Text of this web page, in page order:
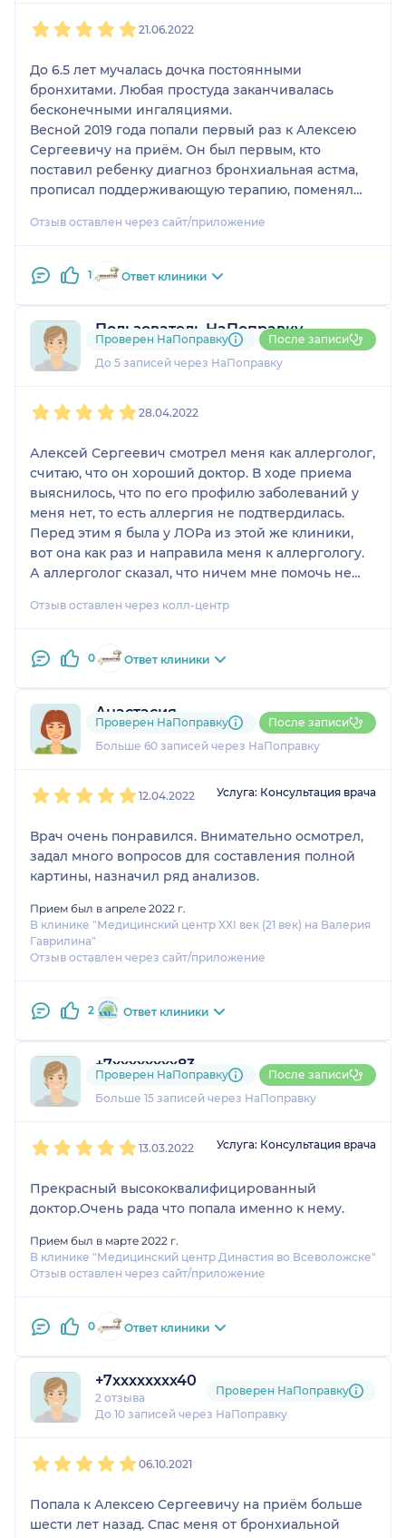
21.06.2022
До 6.5 лет мучалась дочка постоянными
бронхитами. Любая простуда заканчивалась
бесконечными ингаляциями.
Весной 2019 года попали первый раз к Алексею
Сергеевичу на приём. Он был первым, кто
поставил ребенку диагноз бронхиальная астма,
прописал поддерживающую терапию, поменял
сократилась в разы.
Отзыв оставлен через сайт/приложение
1 Ответ клиники
Пользователь НаПоправку
2 отзыва
До 5 записей через НаПоправку
Проверен НаПоправку После записи
28.04.2022
Алексей Сергеевич смотрел меня как аллерголог,
считаю, что он хороший доктор. В ходе приема
выяснилось, что по его профилю заболеваний у
меня нет, то есть аллергия не подтвердилась.
Перед этим я была у ЛОРа из этой же клиники,
вот она как раз и направила меня к аллергологу.
А аллерголог сказал, что ничем мне помочь не
сейчас я чувствую себя неважно. Лечения у
мне понравился, я все могла спросить, все узнать,
даже немного и другие темы затрагивали, он мне
ведь есть же такие врачи, которые прям грудью
выталкивают из кабинета, намекая на то, что
хватит сидеть. А Березовский уделил мне столько
получила советы, он порекомендовал либо
сдать кровь для уточнения диагноза.
Отзыв оставлен через колл-центр
0 Ответ клиники
Анастасия
34 отзыва и3 оценки
Больше 60 записей через НаПоправку
Проверен НаПоправку После записи
12.04.2022 Услуга: Консультация врача
Врач очень понравился. Внимательно осмотрел,
задал много вопросов для составления полной
картины, назначил ряд анализов.
Прием был в апреле 2022 г.
В клинике "Медицинский центр XXI век (21 век) на Валерия
Гаврилина"
Отзыв оставлен через сайт/приложение
2 Ответ клиники
+7xxxxxxxx83
4 отзываи1 оценка
Больше 15 записей через НаПоправку
Проверен НаПоправку После записи
13.03.2022 Услуга: Консультация врача
Прекрасный высококвалифицированный
доктор.Очень рада что попала именно к нему.
Прием был в марте 2022 г.
В клинике "Медицинский центр Династия во Всеволожске"
Отзыв оставлен через сайт/приложение
0 Ответ клиники
+7xxxxxxxx40
2 отзыва
До 10 записей через НаПоправку
Проверен НаПоправку
06.10.2021
Попала к Алексею Сергеевичу на приём больше
шести лет назад. Спас меня от бронхиальной